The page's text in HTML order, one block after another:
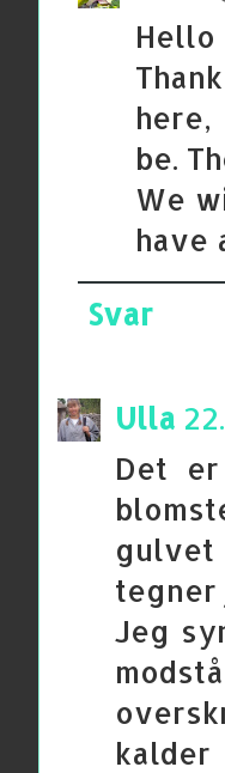
Hello
be.
We
have
Svar
Ulla
Det
tegner
Jeg